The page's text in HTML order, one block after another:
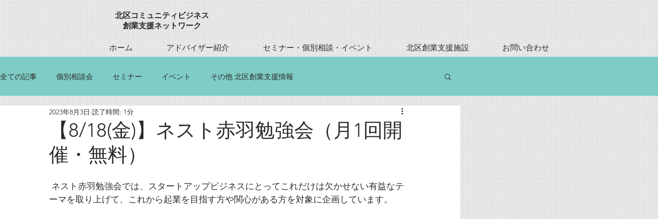
​北区コミュニティビジネス
創業支援ネットワーク
ホーム アドバイザー紹介 セミナー・個別相談・イベント 北区創業支援施設 お問い合わせ
全ての記事 個別相談会 セミナー イベント その他 北区創業支援情報
【8/18(金)】ネスト赤羽勉強会（月1回開
催・無料）
2023年8月3日 読了時間: 1分
ネスト赤羽勉強会では、 スタートアップビジネスにとってこれだけは欠かせない有益なテ
ーマを取り上げて、これから起業を目指す方や関心がある方を対象に企画しています。